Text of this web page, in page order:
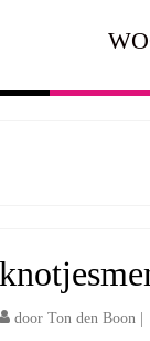
door Ton den Boon|